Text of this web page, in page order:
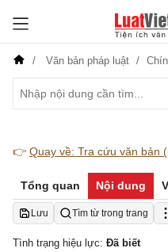
Văn bản pháp luật
👉 Quay về: Tra cứu văn bản
Tổng quan Nội dung
Lưu Tìm từ trong trang
Tình trạng hiệu lực: Đã biết